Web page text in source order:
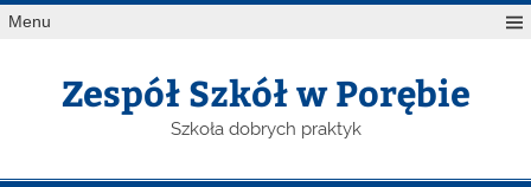
Menu
Zespół Szkół w Porębie
Szkoła dobrych praktyk